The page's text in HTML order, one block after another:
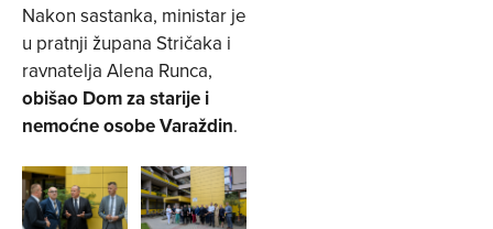
Nakon sastanka, ministar je
u pratnji župana Stričaka i
ravnatelja Alena Runca,
obišao Dom za starije i
nemoćne osobe Varaždin.